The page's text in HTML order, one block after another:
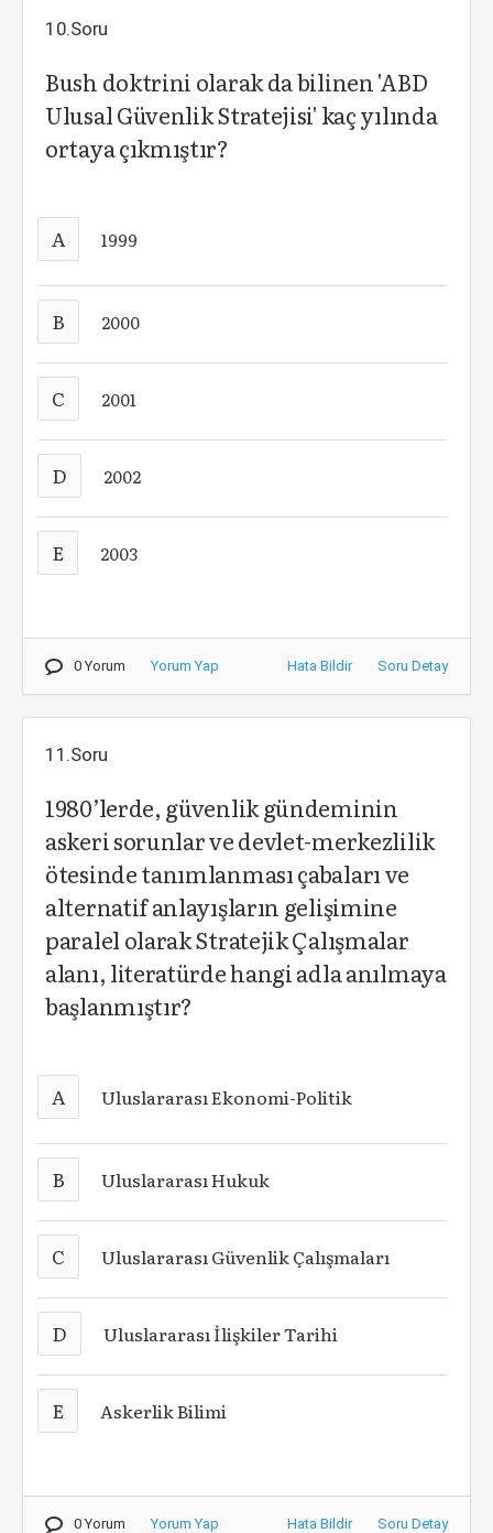
10.Soru
Bush doktrini olarak da bilinen 'ABD
Ulusal Güvenlik Stratejisi' kaç yılında
ortaya çıkmıştır?
A 1999
B 2000
C 2001
D 2002
E 2003
0 Yorum Yorum Yap Hata Bildir Soru Detay
11.Soru
1980’lerde, güvenlik gündeminin
askeri sorunlar ve devlet-merkezlilik
ötesinde tanımlanması çabaları ve
alternatif anlayışların gelişimine
paralel olarak Stratejik Çalışmalar
alanı, literatürde hangi adla anılmaya
başlanmıştır?
A Uluslararası Ekonomi-Politik
B Uluslararası Hukuk
C Uluslararası Güvenlik Çalışmaları
D Uluslararası İlişkiler Tarihi
E Askerlik Bilimi
0 Yorum Yorum Yap Hata Bildir Soru Detay